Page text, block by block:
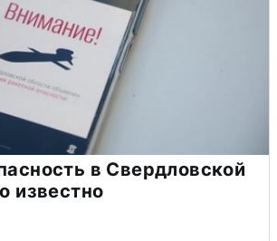
в Свердловской
известно